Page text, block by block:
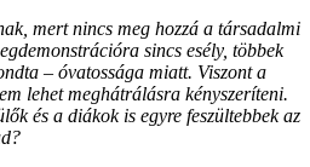
mert nincs meg hozzá a társadalmi
sincs esély, többek
– óvatossága miatt. Viszont a
lehet meghátrálásra kényszeríteni.
és a diákok is egyre feszültebbek az